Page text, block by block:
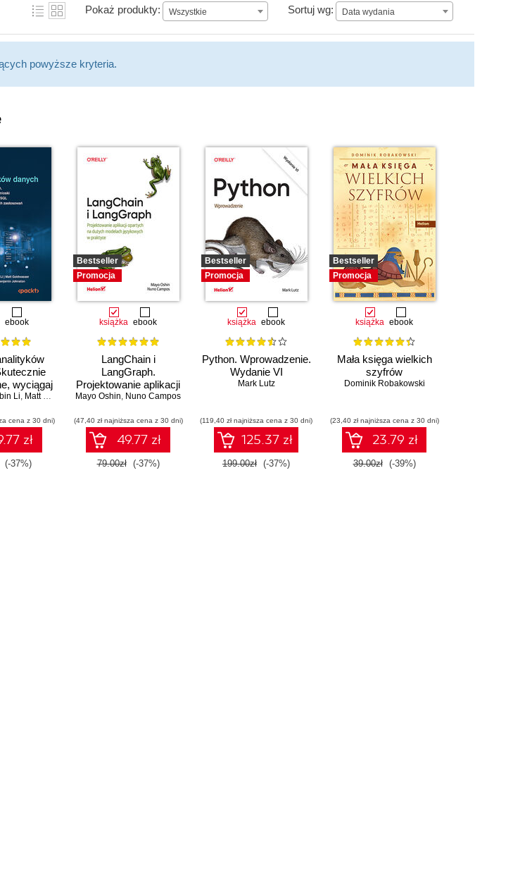
Pokaż produkty: Wszystkie Sortuj wg: Data wydania
Data wydania
powyższe kryteria.
ebook
wyciągaj
wnioski i
Wydanie
Li, Matt Goldwasser ,Upom Malik,Benjamin Johnston
cena z 30 dni)
zł
(-37%)
Bestseller
Promocja
książka ebook
LangChain i
LangGraph.
Projektowanie aplikacji
opartych na dużych
w praktyce
Mayo Oshin, Nuno Campos
(47,40 zł najniższa cena z 30 dni)
49.77 zł
79.00zł (-37%)
Bestseller
Promocja
książka ebook
Python. Wprowadzenie.
Wydanie VI
Mark Lutz
(119,40 zł najniższa cena z 30 dni)
125.37 zł
199.00zł (-37%)
Bestseller
Promocja
książka ebook
Mała księga wielkich
szyfrów
Dominik Robakowski
(23,40 zł najniższa cena z 30 dni)
23.79 zł
39.00zł (-39%)